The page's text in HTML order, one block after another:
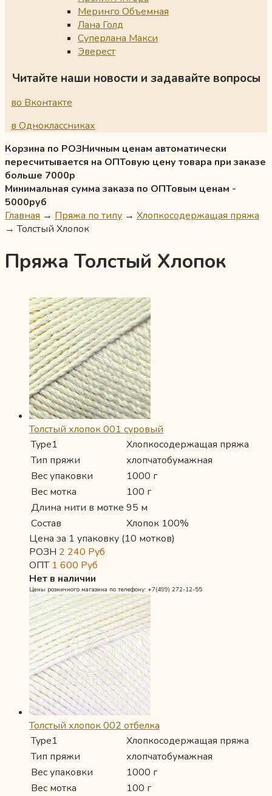
Меринго Объемная
Лана Голд
Суперлана Макси
Эверест
Читайте наши новости и задавайте вопросы
во Вконтакте
в Одноклассниках
Корзина по РОЗНичным ценам автоматически
пересчитывается на ОПТовую цену товара при заказе
больше 7000р
Минимальная сумма заказа по ОПТовым ценам -
5000руб
Главная → Пряжа по типу → Хлопкосодержащая пряжа
→ Толстый Хлопок
Пряжа Толстый Хлопок
Толстый хлопок 001 суровый
Type1
Хлопкосодержащая пряжа
Тип пряжи
хлопчатобумажная
Вес упаковки
1000 г
Вес мотка
100 г
Длина нити в мотке 95 м
Состав
Хлопок 100%
Цена за 1 упаковку (10 мотков)
РОЗН 2 240 Руб
ОПТ 1 600 Руб
Нет в наличии
Цены розничного магазина по телефону: +7(499) 272-12-55
Толстый хлопок 002 отбелка
Type1
Хлопкосодержащая пряжа
Тип пряжи
хлопчатобумажная
Вес упаковки
1000 г
Вес мотка
100 г